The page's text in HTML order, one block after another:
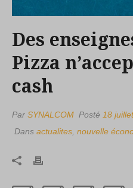
Des
Pizza
cash
Par SYNALCOM Posté 18
Dans actualites, nouvelle